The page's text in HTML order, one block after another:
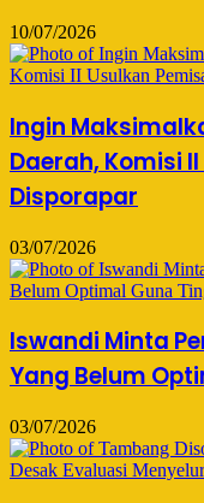
10/07/2026
Ingin
Daerah, Komisi
Disporapar
03/07/2026
Iswandi Minta
Yang Belum
03/07/2026